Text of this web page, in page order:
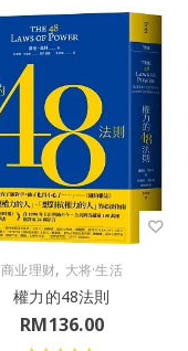
商业理财, 大将·生活
權力的48法則
RM136.00